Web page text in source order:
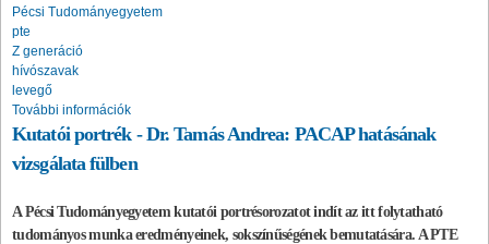
Pécsi Tudományegyetem
pte
Z generáció
hívószavak
levegő
További információk
Kutatói portrék - Dr. Tamás Andrea: PACAP hatásának
vizsgálata fülben
A Pécsi Tudományegyetem kutatói portrésorozatot indít az itt folytatható
tudományos munka eredményeinek, sokszínűségének bemutatására. A PTE